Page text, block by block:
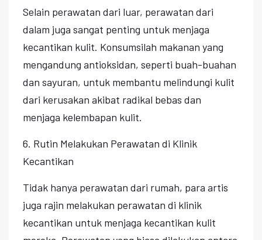
Selain perawatan dari luar, perawatan dari
dalam juga sangat penting untuk menjaga
kecantikan kulit. Konsumsilah makanan yang
mengandung antioksidan, seperti buah-buahan
dan sayuran, untuk membantu melindungi kulit
dari kerusakan akibat radikal bebas dan
menjaga kelembapan kulit.
6. Rutin Melakukan Perawatan di Klinik
Kecantikan
Tidak hanya perawatan dari rumah, para artis
juga rajin melakukan perawatan di klinik
kecantikan untuk menjaga kecantikan kulit